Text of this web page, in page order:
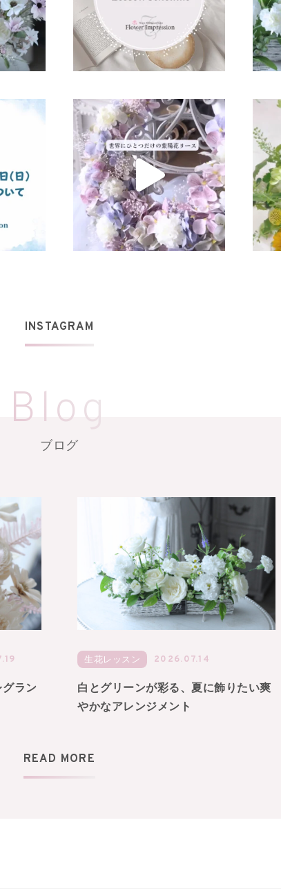
INSTAGRAM
Blog
ブログ
グラン
生花レッスン 2026.07.14
白とグリーンが彩る、夏に飾りたい爽
やかなアレンジメント
READ MORE